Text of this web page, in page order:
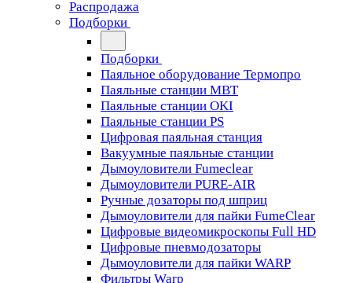
Распродажа
Подборки
Подборки
Паяльное оборудование Термопро
Паяльные станции MBT
Паяльные станции OKI
Паяльные станции PS
Цифровая паяльная станция
Вакуумные паяльные станции
Дымоуловители Fumeclear
Дымоуловители PURE-AIR
Ручные дозаторы под шприц
Дымоуловители для пайки FumeClear
Цифровые видеомикроскопы Full HD
Цифровые пневмодозаторы
Дымоуловители для пайки WARP
Фильтры Warp